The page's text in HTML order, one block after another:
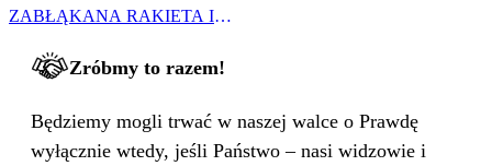
ZABŁĄKANA RAKIETA I
Zróbmy to razem!
Będziemy mogli trwać w naszej walce o Prawdę
wyłącznie wtedy, jeśli Państwo – nasi widzowie i